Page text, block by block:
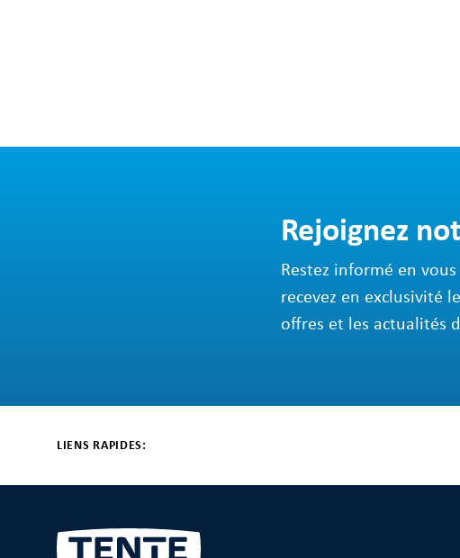
Rejoignez
Restez informé en
recevez en exclusivité
offres et les actualités
LIENS RAPIDES: